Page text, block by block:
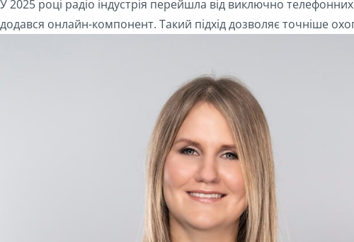
У 2025 році радіо індустрія перейшла від виключно
додався онлайн-компонент. Такий підхід дозволяє точніше